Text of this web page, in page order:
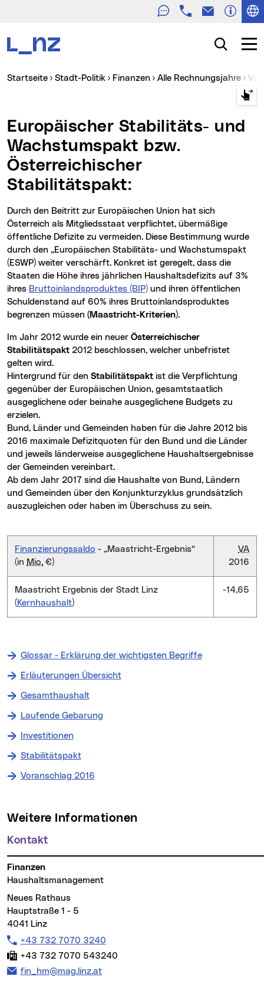
TelefonE-Mail
Suche
Sie sind hier:
Startseite Stadt-Politik Finanzen Alle Rechnungsjahre
Europäischer Stabilitäts- und
Wachstumspakt bzw.
Österreichischer
Stabilitätspakt:
Durch den Beitritt zur Europäischen Union hat sich
Österreich als Mitgliedsstaat verpflichtet, übermäßige
öffentliche Defizite zu vermeiden. Diese Bestimmung wurde
durch den „Europäischen Stabilitäts- und Wachstumspakt
(ESWP) weiter verschärft. Konkret ist geregelt, dass die
Staaten die Höhe ihres jährlichen Haushaltsdefizits auf 3%
ihres Bruttoinlandsproduktes (BIP) und ihren öffentlichen
Schuldenstand auf 60% ihres Bruttoinlandsproduktes
begrenzen müssen (Maastricht-Kriterien).
Im Jahr 2012 wurde ein neuer Österreichischer
Stabilitätspakt 2012 beschlossen, welcher unbefristet
gelten wird.
Hintergrund für den Stabilitätspakt ist die Verpflichtung
gegenüber der Europäischen Union, gesamtstaatlich
ausgeglichene oder beinahe ausgeglichene Budgets zu
erzielen.
Bund, Länder und Gemeinden haben für die Jahre 2012 bis
2016 maximale Defizitquoten für den Bund und die Länder
und jeweils länderweise ausgeglichene Haushaltsergebnisse
der Gemeinden vereinbart.
Ab dem Jahr 2017 sind die Haushalte von Bund, Ländern
und Gemeinden über den Konjunkturzyklus grundsätzlich
auszugleichen oder haben im Überschuss zu sein.
Finanzierungssaldo - „Maastricht-Ergebnis“
(in Mio. €)
VA
2016
Maastricht Ergebnis der Stadt Linz
( Kernhaushalt)
-14,65
Glossar - Erklärung der wichtigsten Begriffe
Erläuterungen Übersicht
Gesamthaushalt
Laufende Gebarung
Investitionen
Stabilitätspakt
Voranschlag 2016
Weitere Informationen
Kontakt
Finanzen
Haushaltsmanagement
Neues Rathaus
Hauptstraße 1 - 5
4041 Linz
Telefon:
+43 732 7070 3240
Fax:
+43 732 7070 543240
E-Mail Adresse:
fin_hm@mag.linz.at